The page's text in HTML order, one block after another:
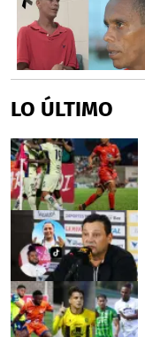
LO ÚLTIMO